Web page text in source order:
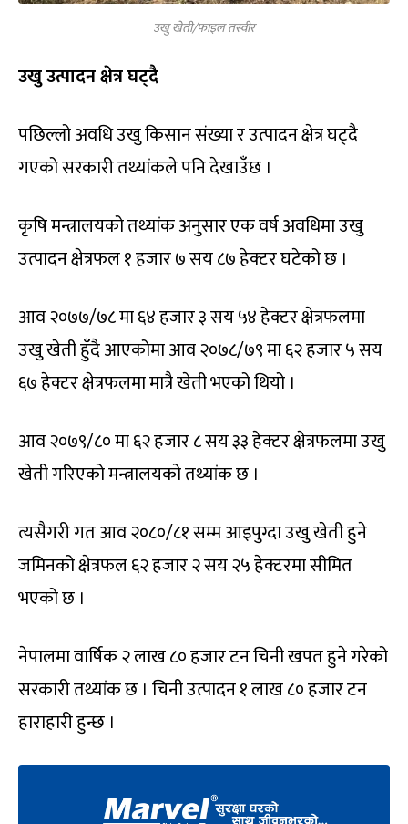
उखु खेती/फाइल तस्वीर
उखु उत्पादन क्षेत्र घट्दै
पछिल्लो अवधि उखु किसान संख्या र उत्पादन क्षेत्र घट्दै
गएको सरकारी तथ्यांकले पनि देखाउँछ ।
कृषि मन्त्रालयको तथ्यांक अनुसार एक वर्ष अवधिमा उखु
उत्पादन क्षेत्रफल १ हजार ७ सय ८७ हेक्टर घटेको छ ।
आव २०७७/७८ मा ६४ हजार ३ सय ५४ हेक्टर क्षेत्रफलमा
उखु खेती हुँदै आएकोमा आव २०७८/७९ मा ६२ हजार ५ सय
६७ हेक्टर क्षेत्रफलमा मात्रै खेती भएको थियो ।
आव २०७९/८० मा ६२ हजार ८ सय ३३ हेक्टर क्षेत्रफलमा उखु
खेती गरिएको मन्त्रालयको तथ्यांक छ ।
त्यसैगरी गत आव २०८०/८१ सम्म आइपुग्दा उखु खेती हुने
जमिनको क्षेत्रफल ६२ हजार २ सय २५ हेक्टरमा सीमित
भएको छ ।
नेपालमा वार्षिक २ लाख ८० हजार टन चिनी खपत हुने गरेको
सरकारी तथ्यांक छ । चिनी उत्पादन १ लाख ८० हजार टन
हाराहारी हुन्छ ।